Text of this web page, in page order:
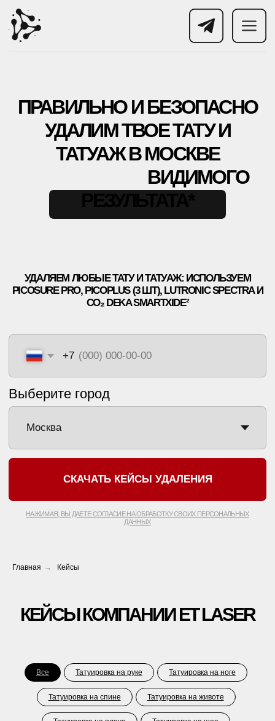
ТАТУАЖ В МОСКВЕ
С ГАРАНТИЕЙВИДИМОГО
РЕЗУЛЬТАТА*
Выберите город
Главная → Кейсы
КЕЙСЫ КОМПАНИИ ET LASER
Все Татуировка на руке Татуировка на ноге
Татуировка на спине Татуировка на животе